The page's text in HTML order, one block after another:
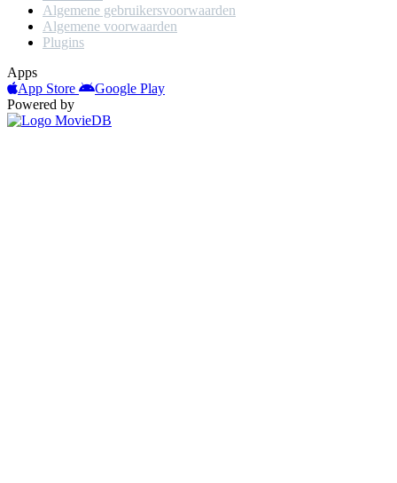
Algemene gebruikersvoorwaarden
Algemene voorwaarden
Plugins
Apps
App Store
Google Play
Powered by